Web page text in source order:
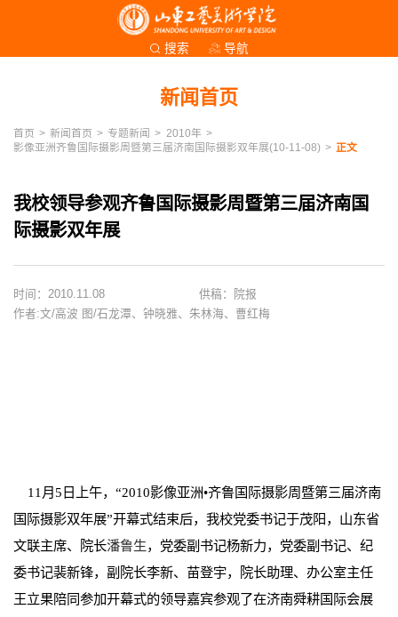
搜索 导航
新闻首页
首页 > 新闻首页 > 专题新闻 > 2010年 >
影像亚洲齐鲁国际摄影周暨第三届济南国际摄影双年展(10-11-08) > 正文
我校领导参观齐鲁国际摄影周暨第三届济南国
际摄影双年展
时间：2010.11.08
供稿：院报
作者:文/高波 图/石龙潭、钟晓雅、朱林海、曹红梅
11月5日上午，“2010影像亚洲•齐鲁国际摄影周暨第三届济南
国际摄影双年展”开幕式结束后，我校党委书记于茂阳，山东省
文联主席、院长潘鲁生，党委副书记杨新力，党委副书记、纪
委书记裴新锋，副院长李新、苗登宇，院长助理、办公室主任
王立果陪同参加开幕式的领导嘉宾参观了在济南舜耕国际会展